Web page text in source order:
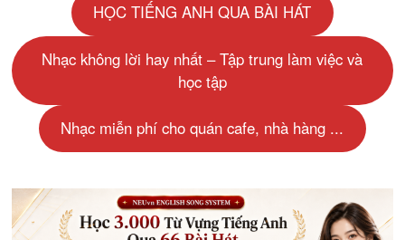
HỌC TIẾNG ANH QUA BÀI HÁT
Nhạc không lời hay nhất – Tập trung làm việc và
học tập
Nhạc miễn phí cho quán cafe, nhà hàng ...